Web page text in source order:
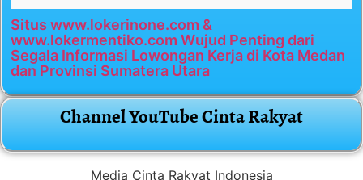
Situs www.lokerinone.com &
www.lokermentiko.com Wujud Penting dari
Segala Informasi Lowongan Kerja di Kota Medan
dan Provinsi Sumatera Utara
Channel YouTube Cinta Rakyat
Media Cinta Rakyat Indonesia